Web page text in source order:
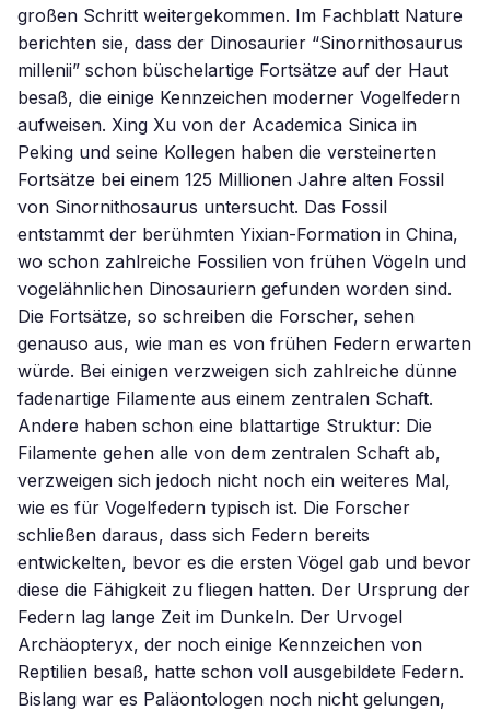
großen Schritt weitergekommen. Im Fachblatt Nature
berichten sie, dass der Dinosaurier “Sinornithosaurus
millenii” schon büschelartige Fortsätze auf der Haut
besaß, die einige Kennzeichen moderner Vogelfedern
aufweisen. Xing Xu von der Academica Sinica in
Peking und seine Kollegen haben die versteinerten
Fortsätze bei einem 125 Millionen Jahre alten Fossil
von Sinornithosaurus untersucht. Das Fossil
entstammt der berühmten Yixian-Formation in China,
wo schon zahlreiche Fossilien von frühen Vögeln und
vogelähnlichen Dinosauriern gefunden worden sind.
Die Fortsätze, so schreiben die Forscher, sehen
genauso aus, wie man es von frühen Federn erwarten
würde. Bei einigen verzweigen sich zahlreiche dünne
fadenartige Filamente aus einem zentralen Schaft.
Andere haben schon eine blattartige Struktur: Die
Filamente gehen alle von dem zentralen Schaft ab,
verzweigen sich jedoch nicht noch ein weiteres Mal,
wie es für Vogelfedern typisch ist. Die Forscher
schließen daraus, dass sich Federn bereits
entwickelten, bevor es die ersten Vögel gab und bevor
diese die Fähigkeit zu fliegen hatten. Der Ursprung der
Federn lag lange Zeit im Dunkeln. Der Urvogel
Archäopteryx, der noch einige Kennzeichen von
Reptilien besaß, hatte schon voll ausgebildete Federn.
Bislang war es Paläontologen noch nicht gelungen,